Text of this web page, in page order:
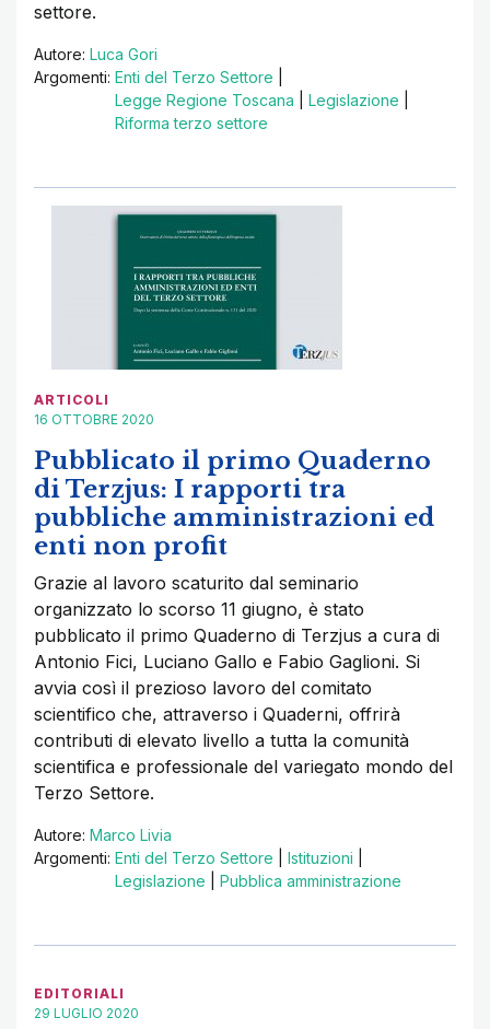
settore.
Autore: Luca Gori
Argomenti: Enti del Terzo Settore
Legge Regione Toscana
Legislazione
Riforma terzo settore
ARTICOLI
16 OTTOBRE 2020
Pubblicato il primo Quaderno
di Terzjus: I rapporti tra
pubbliche amministrazioni ed
enti non profit
Grazie al lavoro scaturito dal seminario
organizzato lo scorso 11 giugno, è stato
pubblicato il primo Quaderno di Terzjus a cura di
Antonio Fici, Luciano Gallo e Fabio Gaglioni. Si
avvia così il prezioso lavoro del comitato
scientifico che, attraverso i Quaderni, offrirà
contributi di elevato livello a tutta la comunità
scientifica e professionale del variegato mondo del
Terzo Settore.
Autore: Marco Livia
Argomenti: Enti del Terzo Settore Istituzioni
Legislazione
Pubblica amministrazione
EDITORIALI
29 LUGLIO 2020